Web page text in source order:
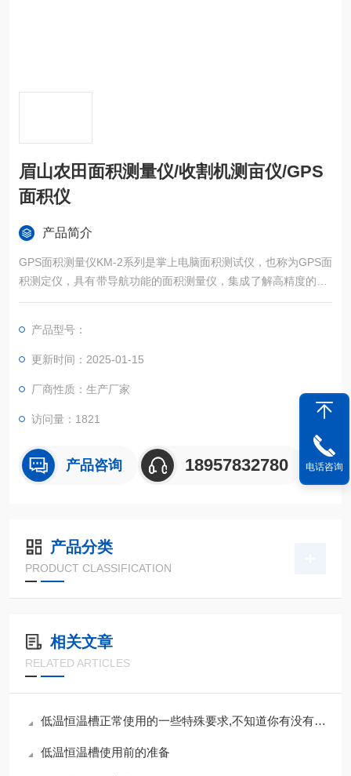
眉山农田面积测量仪/收割机测亩仪/GPS
面积仪
产品简介
GPS面积测量仪KM-2系列是掌上电脑面积测试仪，也称为GPS面
积测定仪，具有带导航功能的面积测量仪，集成了解高精度的GP
S定位系统、精确的面积计算方法和智能化的掌上电脑系统，能
产品型号：
更新时间：2025-01-15
厂商性质：生产厂家
访问量：1821
产品咨询 18957832780
产品分类
PRODUCT CLASSIFICATION
相关文章
RELATED ARTICLES
低温恒温槽正常使用的一些特殊要求,不知道你有没有注意到
低温恒温槽使用前的准备
电话咨询